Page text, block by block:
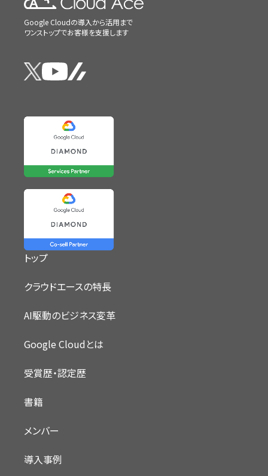
Google Cloudの導入から活用まで
ワンストップでお客様を支援します
トップ
クラウドエースの特長
AI駆動のビジネス変革
Google Cloudとは
受賞歴・認定歴
書籍
メンバー
導入事例